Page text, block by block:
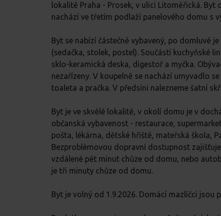
lokalitě Praha - Prosek, v ulici Litoměřická. Byt
nachází ve třetím podlaží panelového domu s
Byt se nabízí částečně vybavený, po domluvě
(sedačka, stolek, postel). Součástí kuchyňské
sklo-keramická deska, digestoř a myčka.
nezařízeny. V koupelně se nachází umyvadlo
toaleta a pračka. V předsíni nalezneme šatní
Byt je ve skvělé lokalitě, v okolí domu je v
občanská vybavenost - restaurace,
pošta, lékárna, dětské hřiště, mateřská škola,
Bezproblémovou dopravní dostupnost
vzdálené pět minut chůze od domu, nebo
je tři minuty chůze od domu.
Byt je volný od 1.9.2026. Domácí mazlíčci jsou